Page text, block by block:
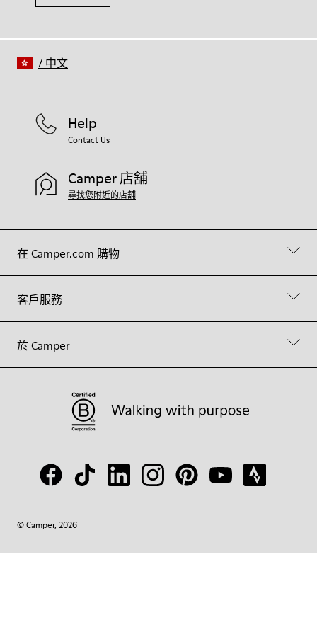
在 Camper.com 購物
客戶服務
於 Camper
Help
Contact Us
Camper 店舖
尋找您附近的店舖
© Camper, 2026
/ 中文